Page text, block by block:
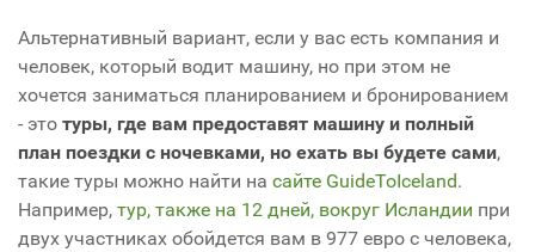
Альтернативный вариант, если у вас есть компания и
человек, который водит машину, но при этом не
хочется заниматься планированием и бронированием
- это туры, где вам предоставят машину и полный
план поездки с ночевками, но ехать вы будете сами,
такие туры можно найти на сайте GuideToIceland.
Например, тур, также на 12 дней, вокруг Исландии при
двух участниках обойдется вам в 977 евро с человека,